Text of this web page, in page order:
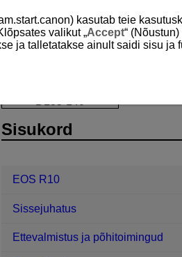
Sisukord
EOS R10
Sissejuhatus
Ettevalmistus ja põhitoimingud
kasutab teie
valikut „Accept“
ja talletatakse ainult saidi sisu